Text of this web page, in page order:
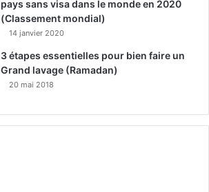
pays sans visa dans le monde en 2020
(Classement mondial)
14 janvier 2020
3 étapes essentielles pour bien faire un
Grand lavage (Ramadan)
20 mai 2018